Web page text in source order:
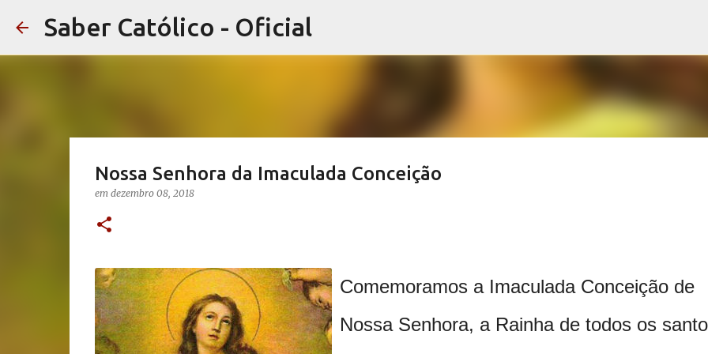
Saber Católico - Oficial
Nossa Senhora da Imaculada Conceição
em dezembro 08, 2018
Comemoramos a Imaculada Conceição de
Nossa Senhora, a Rainha de todos os